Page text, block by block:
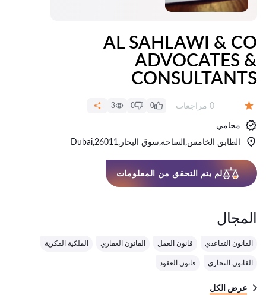
AL SAHLAWI & CO
ADVOCATES &
CONSULTANTS
عدد المراجعات:
0 مراجعات 0
0
3
محامي
الطابق الخامس,الساحة,سوق البحار,26011,Dubai
لم يتم التحقق من المعلومات
المجال
القانون التقاعدي قانون العمل القانون العقاري الملكية الفكرية
القانون التجاري قانون العقود
عرض الكل